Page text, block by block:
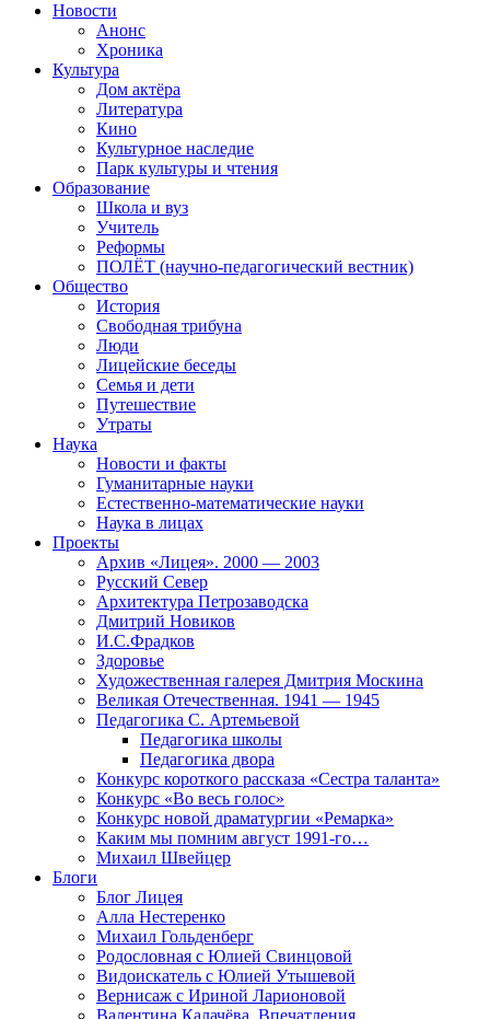
Новости
Анонс
Хроника
Культура
Дом актёра
Литература
Кино
Культурное наследие
Парк культуры и чтения
Образование
Школа и вуз
Учитель
Реформы
ПОЛЁТ (научно-педагогический вестник)
Общество
История
Свободная трибуна
Люди
Лицейские беседы
Семья и дети
Путешествие
Утраты
Наука
Новости и факты
Гуманитарные науки
Естественно-математические науки
Наука в лицах
Проекты
Архив «Лицея». 2000 — 2003
Русский Север
Архитектура Петрозаводска
Дмитрий Новиков
И.С.Фрадков
Здоровье
Художественная галерея Дмитрия Москина
Великая Отечественная. 1941 — 1945
Педагогика С. Артемьевой
Педагогика школы
Педагогика двора
Конкурс короткого рассказа «Сестра таланта»
Конкурс «Во весь голос»
Конкурс новой драматургии «Ремарка»
Каким мы помним август 1991-го…
Михаил Швейцер
Блоги
Блог Лицея
Алла Нестеренко
Михаил Гольденберг
Родословная с Юлией Свинцовой
Видоискатель с Юлией Утышевой
Вернисаж с Ириной Ларионовой